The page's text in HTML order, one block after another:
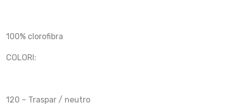
100% clorofibra
COLORI:
120 – Traspar / neutro